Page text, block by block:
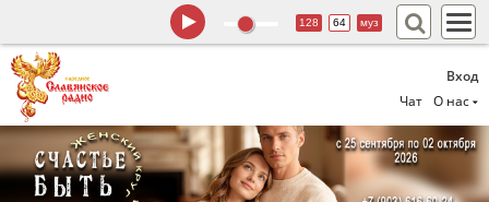
Вход
Чат
О нас
128 64 муз